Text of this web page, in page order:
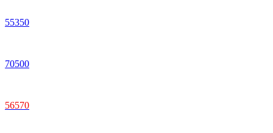
55350
70500
56570